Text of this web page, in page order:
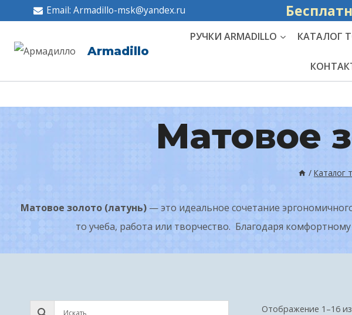
Перейти
содержимому
Email: Armadillo-msk@yandex.ru
Armadillo
РУЧКИ ARMADILLO КАТАЛОГ
Матовое
/ Каталог
Матовое золото (латунь)— это идеальное сочетание
то учеба, работа или творчество. Благодаря
Отображение 1–16